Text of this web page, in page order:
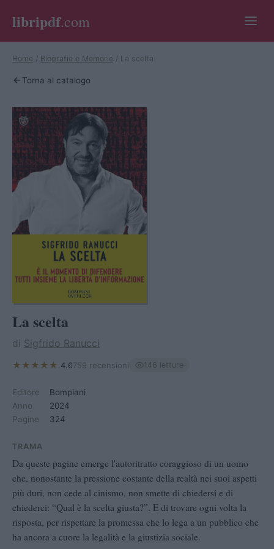
libripdf.com
Home / Biografie e Memorie / La scelta
Torna al catalogo
La scelta
di Sigfrido Ranucci
★★★★★ 4.6759 recensioni 146 letture
Editore
Bompiani
Anno
2024
Pagine
324
TRAMA
Da queste pagine emerge l'autoritratto coraggioso di un uomo
che, nonostante la pressione costante della realtà nei suoi aspetti
più duri, non cede al cinismo, non smette di chiedersi e di
chiederci: “Qual è la scelta giusta?”. E di trovare ogni volta la
risposta, per rispettare la promessa che lo lega a un pubblico che
ha ancora a cuore la legalità e la giustizia sociale.